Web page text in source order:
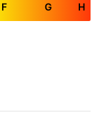
F G H